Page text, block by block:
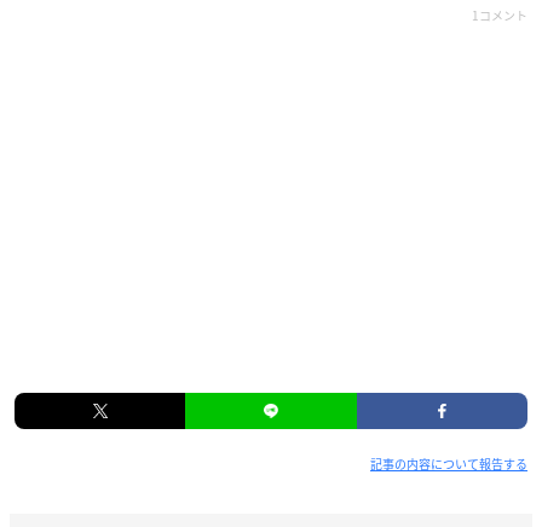
1コメント
記事の内容について報告する